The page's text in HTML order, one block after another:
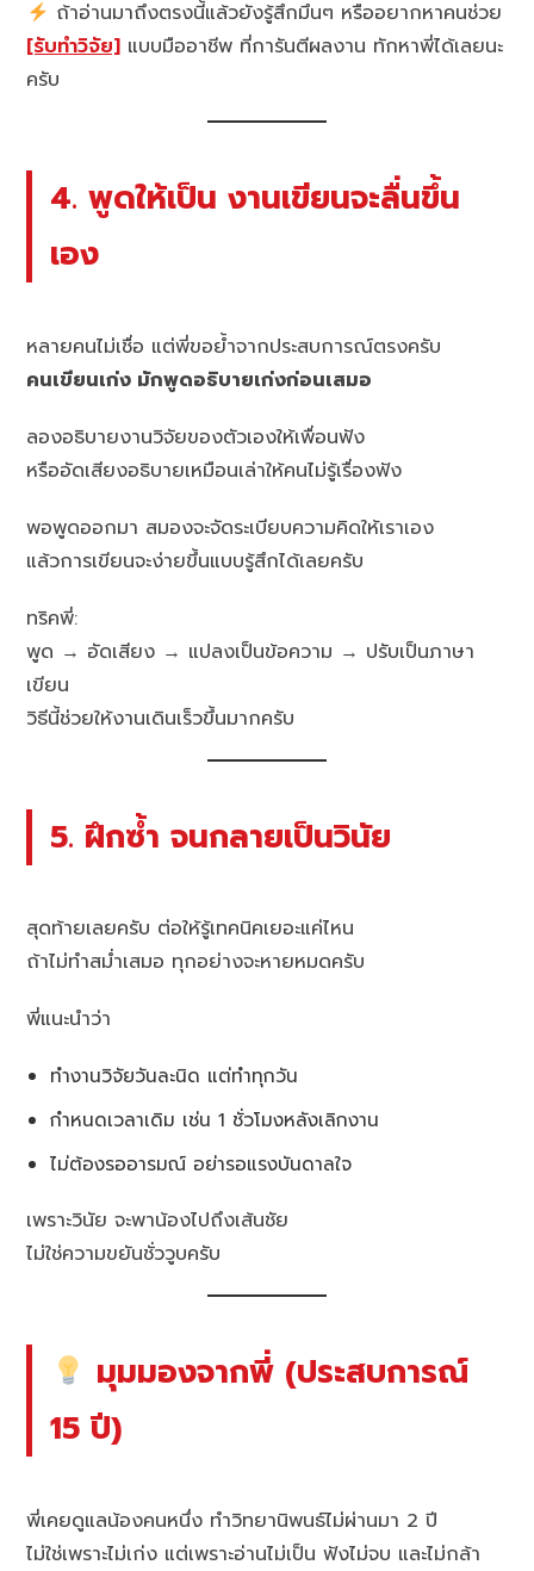
ถ้าอ่านมาถึงตรงนี้แล้วยังรู้สึกมึนๆ หรืออยากหาคนช่วย
[รับทำวิจัย] แบบมืออาชีพ ที่การันตีผลงาน ทักหาพี่ได้เลยนะ
ครับ
4. พูดให้เป็น งานเขียนจะลื่นขึ้น
เอง
หลายคนไม่เชื่อ แต่พี่ขอย้ำจากประสบการณ์ตรงครับ
คนเขียนเก่ง มักพูดอธิบายเก่งก่อนเสมอ
ลองอธิบายงานวิจัยของตัวเองให้เพื่อนฟัง
หรืออัดเสียงอธิบายเหมือนเล่าให้คนไม่รู้เรื่องฟัง
พอพูดออกมา สมองจะจัดระเบียบความคิดให้เราเอง
แล้วการเขียนจะง่ายขึ้นแบบรู้สึกได้เลยครับ
ทริคพี่:
พูด → อัดเสียง → แปลงเป็นข้อความ → ปรับเป็นภาษา
เขียน
วิธีนี้ช่วยให้งานเดินเร็วขึ้นมากครับ
5. ฝึกซ้ำ จนกลายเป็นวินัย
สุดท้ายเลยครับ ต่อให้รู้เทคนิคเยอะแค่ไหน
ถ้าไม่ทำสม่ำเสมอ ทุกอย่างจะหายหมดครับ
พี่แนะนำว่า
ทำงานวิจัยวันละนิด แต่ทำทุกวัน
กำหนดเวลาเดิม เช่น 1 ชั่วโมงหลังเลิกงาน
ไม่ต้องรออารมณ์ อย่ารอแรงบันดาลใจ
เพราะวินัย จะพาน้องไปถึงเส้นชัย
ไม่ใช่ความขยันชั่ววูบครับ
มุมมองจากพี่ (ประสบการณ์
15 ปี)
พี่เคยดูแลน้องคนหนึ่ง ทำวิทยานิพนธ์ไม่ผ่านมา 2 ปี
ไม่ใช่เพราะไม่เก่ง แต่เพราะอ่านไม่เป็น ฟังไม่จบ และไม่กล้า